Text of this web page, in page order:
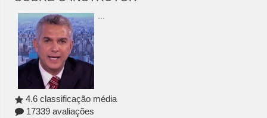
...
4.6 classificação média
17339 avaliações